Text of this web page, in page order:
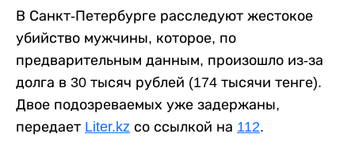
В Санкт-Петербурге расследуют жестокое
убийство мужчины, которое, по
предварительным данным, произошло из-за
долга в 30 тысяч рублей (174 тысячи тенге).
Двое подозреваемых уже задержаны,
передает Liter.kz со ссылкой на 112.